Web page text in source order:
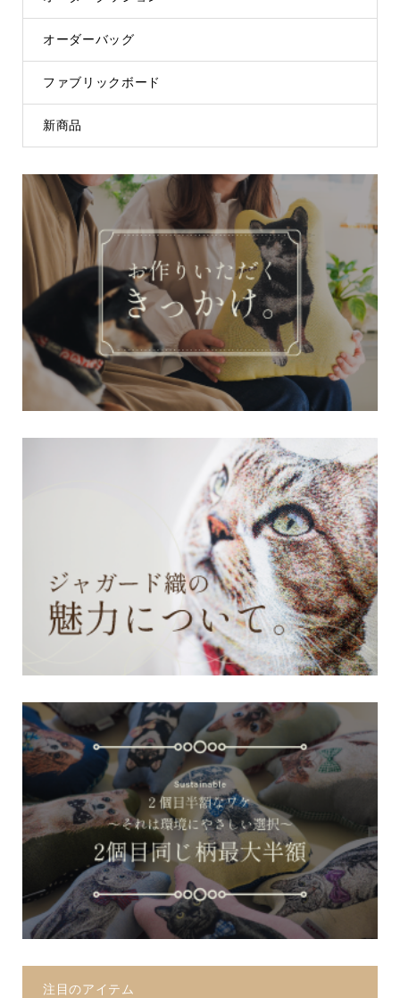
オーダーバッグ
ファブリックボード
新商品
注目のアイテム